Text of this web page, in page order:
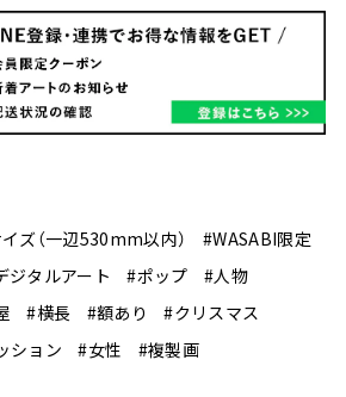
ズ（一辺530mm以内）
#WASABI限定
ジタルアート #ポップ
#人物
#横長 #額あり
#クリスマス
ション #女性 #複製画